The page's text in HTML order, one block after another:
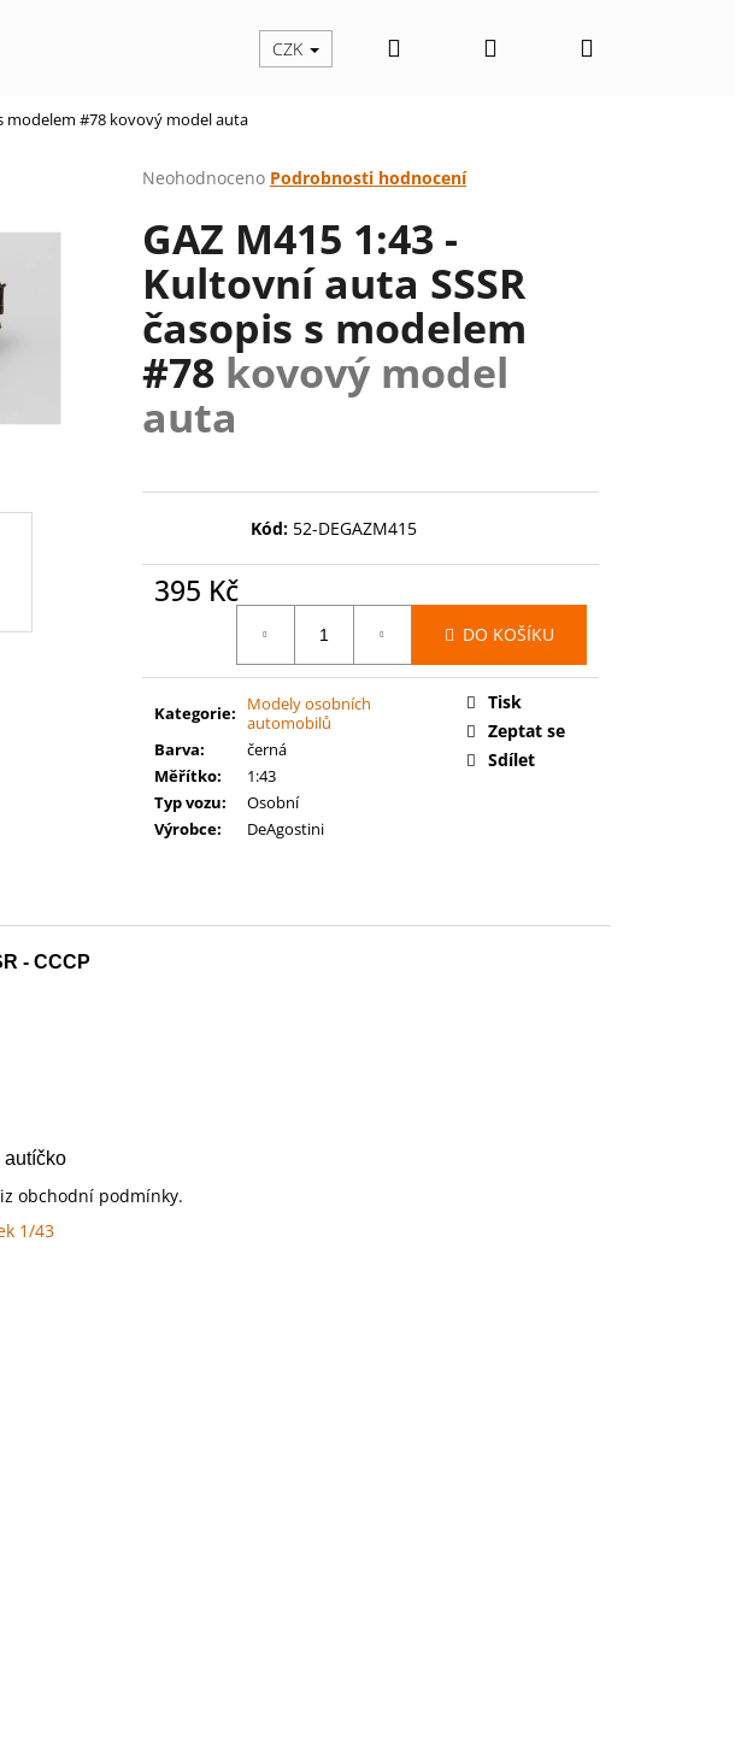
CZK Hledat PřihlášeníNákupní
modelem #78 kovový model auta
Průměrné
produktu
je
0,0
5
hvězdiček.
Neohodnoceno Podrobnosti hodnocení
GAZ M415 1:43 -
Kultovní auta SSSR
časopis s modelem
#78 kovový model
auta
Kód: 52-DEGAZM415
395 Kč
DO KOŠÍKU
Kategorie:
Modely osobních
automobilů
Barva:
černá
Měřítko:
1:43
Typ vozu:
Osobní
Výrobce: DeAgostini
Tisk
Zeptat se
Sdílet
- CCCP
autíčko
obchodní podmínky.
1/43
SPEARHEAD FORCE